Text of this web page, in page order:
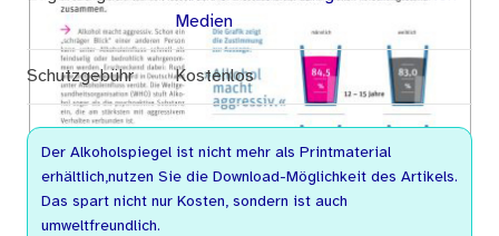
Medien
Schutzgebühr Kostenlos
Der Alkoholspiegel ist nicht mehr als Printmaterial
erhältlich,nutzen Sie die Download-Möglichkeit des Artikels.
Das spart nicht nur Kosten, sondern ist auch
umweltfreundlich.